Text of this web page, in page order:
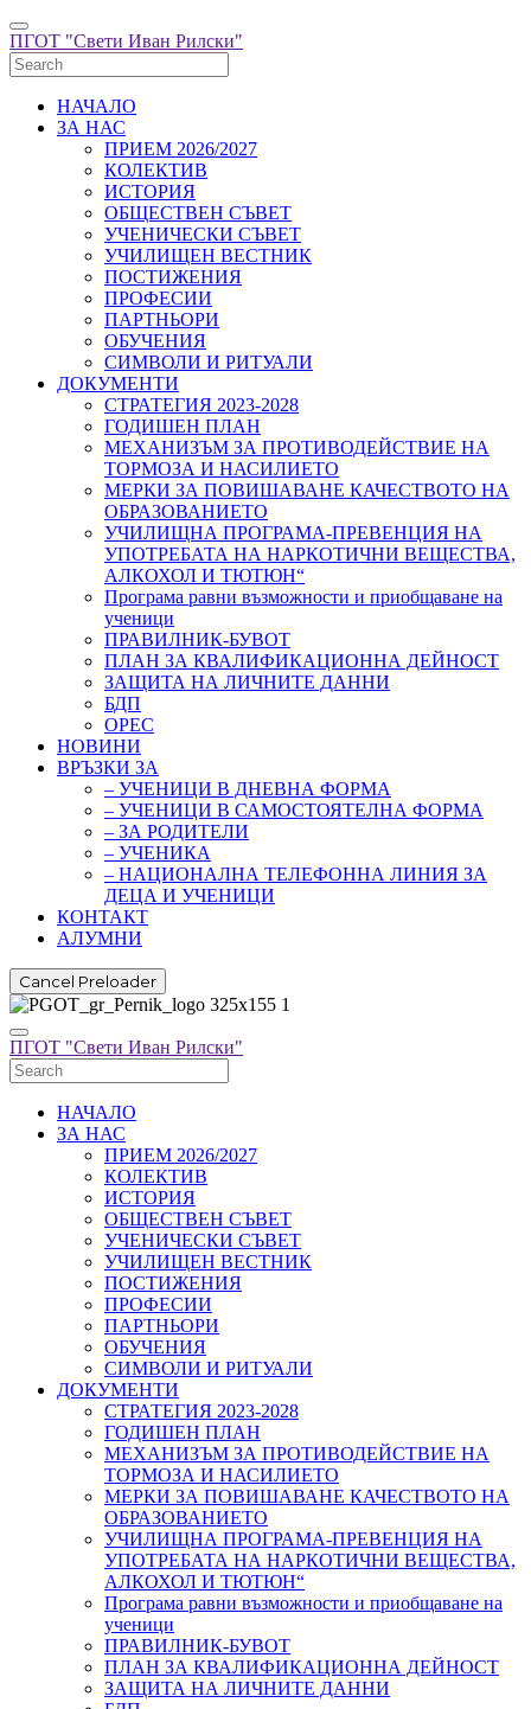
ПГОТ "Свети Иван Рилски"
НАЧАЛО
ЗА НАС
ПРИЕМ 2026/2027
КОЛЕКТИВ
ИСТОРИЯ
ОБЩЕСТВЕН СЪВЕТ
УЧЕНИЧЕСКИ СЪВЕТ
УЧИЛИЩЕН ВЕСТНИК
ПОСТИЖЕНИЯ
ПРОФЕСИИ
ПАРТНЬОРИ
ОБУЧЕНИЯ
СИМВОЛИ И РИТУАЛИ
ДОКУМЕНТИ
СТРАТЕГИЯ 2023-2028
ГОДИШЕН ПЛАН
МЕХАНИЗЪМ ЗА ПРОТИВОДЕЙСТВИЕ НА
ТОРМОЗА И НАСИЛИЕТО
МЕРКИ ЗА ПОВИШАВАНЕ КАЧЕСТВОТО НА
ОБРАЗОВАНИЕТО
УЧИЛИЩНА ПРОГРАМА-ПРЕВЕНЦИЯ НА
УПОТРЕБАТА НА НАРКОТИЧНИ ВЕЩЕСТВА,
АЛКОХОЛ И ТЮТЮН“
Програма равни възможности и приобщаване на
ученици
ПРАВИЛНИК-БУВОТ
ПЛАН ЗА КВАЛИФИКАЦИОННА ДЕЙНОСТ
ЗАЩИТА НА ЛИЧНИТЕ ДАННИ
БДП
ОРЕС
НОВИНИ
ВРЪЗКИ ЗА
– УЧЕНИЦИ В ДНЕВНА ФОРМА
– УЧЕНИЦИ В САМОСТОЯТЕЛНА ФОРМА
– ЗА РОДИТЕЛИ
– УЧЕНИКА
– НАЦИОНАЛНА ТЕЛЕФОННА ЛИНИЯ ЗА
ДЕЦА И УЧЕНИЦИ
КОНТАКТ
АЛУМНИ
Cancel Preloader
ПГОТ "Свети Иван Рилски"
НАЧАЛО
ЗА НАС
ПРИЕМ 2026/2027
КОЛЕКТИВ
ИСТОРИЯ
ОБЩЕСТВЕН СЪВЕТ
УЧЕНИЧЕСКИ СЪВЕТ
УЧИЛИЩЕН ВЕСТНИК
ПОСТИЖЕНИЯ
ПРОФЕСИИ
ПАРТНЬОРИ
ОБУЧЕНИЯ
СИМВОЛИ И РИТУАЛИ
ДОКУМЕНТИ
СТРАТЕГИЯ 2023-2028
ГОДИШЕН ПЛАН
МЕХАНИЗЪМ ЗА ПРОТИВОДЕЙСТВИЕ НА
ТОРМОЗА И НАСИЛИЕТО
МЕРКИ ЗА ПОВИШАВАНЕ КАЧЕСТВОТО НА
ОБРАЗОВАНИЕТО
УЧИЛИЩНА ПРОГРАМА-ПРЕВЕНЦИЯ НА
УПОТРЕБАТА НА НАРКОТИЧНИ ВЕЩЕСТВА,
АЛКОХОЛ И ТЮТЮН“
Програма равни възможности и приобщаване на
ученици
ПРАВИЛНИК-БУВОТ
ПЛАН ЗА КВАЛИФИКАЦИОННА ДЕЙНОСТ
ЗАЩИТА НА ЛИЧНИТЕ ДАННИ